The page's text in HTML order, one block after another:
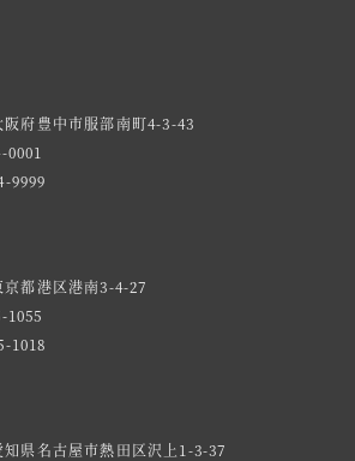
阪府豊中市服部南町4-3-43
9999
京都港区港南3-4-27
1055
1018
知県名古屋市熱田区沢上1-3-37